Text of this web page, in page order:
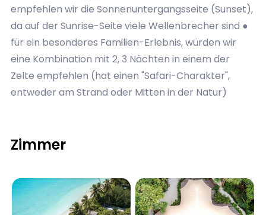
empfehlen wir die Sonnenuntergangsseite (Sunset),
da auf der Sunrise-Seite viele Wellenbrecher sind ●
für ein besonderes Familien-Erlebnis, würden wir
eine Kombination mit 2, 3 Nächten in einem der
Zelte empfehlen (hat einen "Safari-Charakter",
entweder am Strand oder Mitten in der Natur)
Zimmer